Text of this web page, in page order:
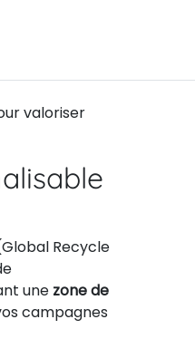
valoriser
Recycle
une zone de
campagnes